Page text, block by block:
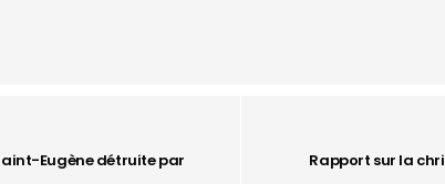
Eugène détruite par
Rapport sur la